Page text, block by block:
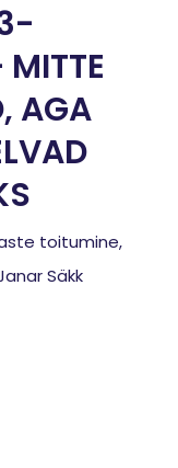
AGA
toitumine,
Säkk